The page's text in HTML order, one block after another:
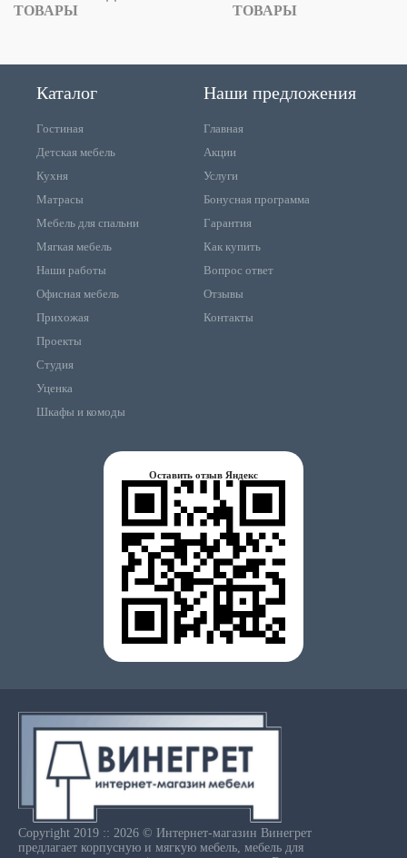
ТОВАРЫ
ТОВАРЫ
Каталог
Гостиная
Детская мебель
Кухня
Матрасы
Мебель для спальни
Мягкая мебель
Наши работы
Офисная мебель
Прихожая
Проекты
Студия
Уценка
Шкафы и комоды
Наши предложения
Главная
Акции
Услуги
Бонусная программа
Гарантия
Как купить
Вопрос ответ
Отзывы
Контакты
Оставить отзыв Яндекс
Copyright 2019 :: 2026 © Интернет-магазин Винегрет
предлагает корпусную и мягкую мебель, мебель для